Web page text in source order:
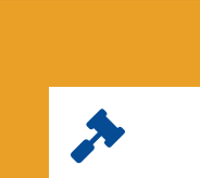
